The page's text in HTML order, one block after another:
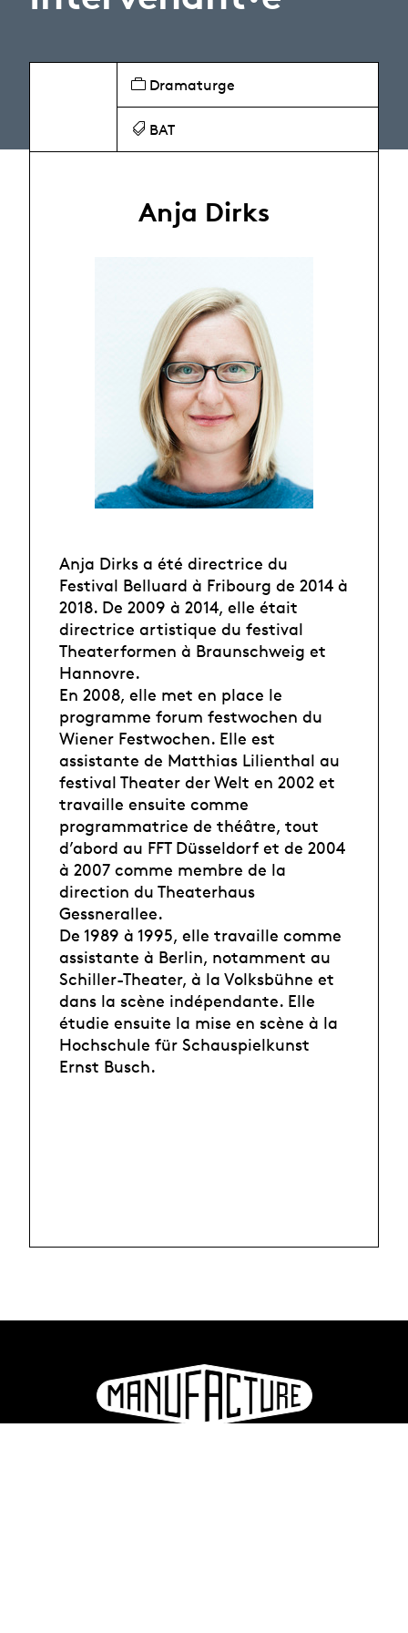
Dramaturge
BAT
Anja Dirks
Anja Dirks a été directrice du
Festival Belluard à Fribourg de 2014 à
2018. De 2009 à 2014, elle était
directrice artistique du festival
Theaterformen à Braunschweig et
Hannovre.
En 2008, elle met en place le
programme forum festwochen du
Wiener Festwochen. Elle est
assistante de Matthias Lilienthal au
festival Theater der Welt en 2002 et
travaille ensuite comme
programmatrice de théâtre, tout
d’abord au FFT Düsseldorf et de 2004
à 2007 comme membre de la
direction du Theaterhaus
Gessnerallee.
De 1989 à 1995, elle travaille comme
assistante à Berlin, notamment au
Schiller-Theater, à la Volksbühne et
dans la scène indépendante. Elle
étudie ensuite la mise en scène à la
Hochschule für Schauspielkunst
Ernst Busch.